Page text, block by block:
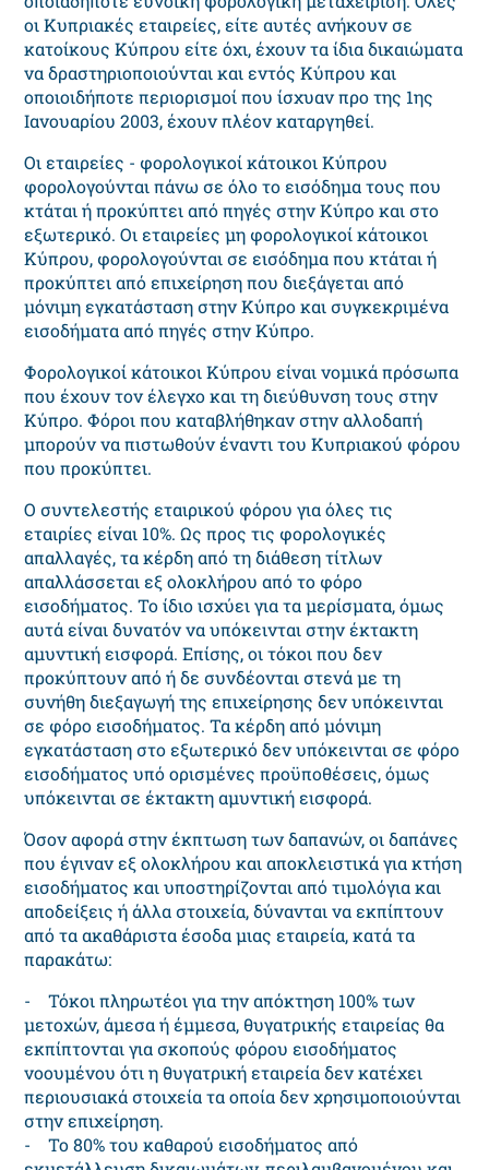
οι Κυπριακές εταιρείες, είτε αυτές ανήκουν σε
κατοίκους Κύπρου είτε όχι, έχουν τα ίδια δικαιώματα
να δραστηριοποιούνται και εντός Κύπρου και
οποιοιδήποτε περιορισμοί που ίσχυαν προ της 1ης
Ιανουαρίου 2003, έχουν πλέον καταργηθεί.
Οι εταιρείες - φορολογικοί κάτοικοι Κύπρου
φορολογούνται πάνω σε όλο το εισόδημα τους που
κτάται ή προκύπτει από πηγές στην Κύπρο και στο
εξωτερικό. Οι εταιρείες μη φορολογικοί κάτοικοι
Κύπρου, φορολογούνται σε εισόδημα που κτάται ή
προκύπτει από επιχείρηση που διεξάγεται από
μόνιμη εγκατάσταση στην Κύπρο και συγκεκριμένα
εισοδήματα από πηγές στην Κύπρο.
Φορολογικοί κάτοικοι Κύπρου είναι νομικά πρόσωπα
που έχουν τον έλεγχο και τη διεύθυνση τους στην
Κύπρο. Φόροι που καταβλήθηκαν στην αλλοδαπή
μπορούν να πιστωθούν έναντι του Κυπριακού φόρου
που προκύπτει.
Ο συντελεστής εταιρικού φόρου για όλες τις
εταιρίες είναι 10%. Ως προς τις φορολογικές
απαλλαγές, τα κέρδη από τη διάθεση τίτλων
απαλλάσσεται εξ ολοκλήρου από το φόρο
εισοδήματος. Το ίδιο ισχύει για τα μερίσματα, όμως
αυτά είναι δυνατόν να υπόκεινται στην έκτακτη
αμυντική εισφορά. Επίσης, οι τόκοι που δεν
προκύπτουν από ή δε συνδέονται στενά με τη
συνήθη διεξαγωγή της επιχείρησης δεν υπόκεινται
σε φόρο εισοδήματος. Τα κέρδη από μόνιμη
εγκατάσταση στο εξωτερικό δεν υπόκεινται σε φόρο
εισοδήματος υπό ορισμένες προϋποθέσεις, όμως
υπόκεινται σε έκτακτη αμυντική εισφορά.
Όσον αφορά στην έκπτωση των δαπανών, οι δαπάνες
που έγιναν εξ ολοκλήρου και αποκλειστικά για κτήση
εισοδήματος και υποστηρίζονται από τιμολόγια και
αποδείξεις ή άλλα στοιχεία, δύνανται να εκπίπτουν
από τα ακαθάριστα έσοδα μιας εταιρεία, κατά τα
παρακάτω:
- Τόκοι πληρωτέοι για την απόκτηση 100% των
μετοχών, άμεσα ή έμμεσα, θυγατρικής εταιρείας θα
εκπίπτονται για σκοπούς φόρου εισοδήματος
νοουμένου ότι η θυγατρική εταιρεία δεν κατέχει
περιουσιακά στοιχεία τα οποία δεν χρησιμοποιούνται
στην επιχείρηση.
- Το 80% του καθαρού εισοδήματος από